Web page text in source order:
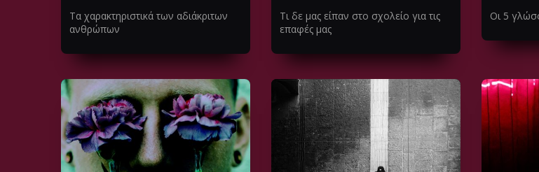
Τα χαρακτηριστικά των αδιάκριτων
ανθρώπων
Tι δε μας είπαν στο σχολείο για τις
επαφές μας
Οι 5